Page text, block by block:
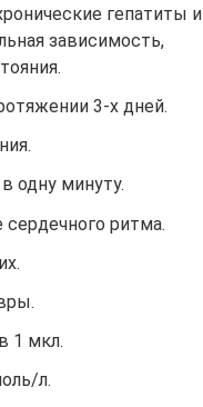
гепатиты и
зависимость,
3-х дней.
одну минуту.
сердечного ритма.
1 мкл.
л.